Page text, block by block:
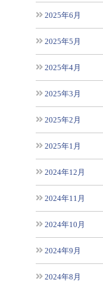
2025年6月
2025年5月
2025年4月
2025年3月
2025年2月
2025年1月
2024年12月
2024年11月
2024年10月
2024年9月
2024年8月